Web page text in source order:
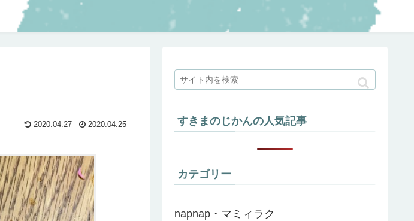
2020.04.27 2020.04.25 すきまのじかんの人気記事
カテゴリー
napnap・マミィラク